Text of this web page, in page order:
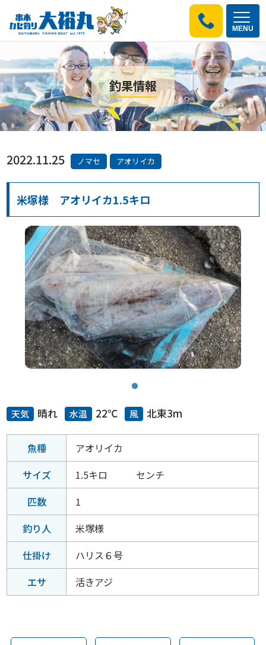
MENU
釣果情報
2022.11.25 ノマセ アオリイカ
米塚様 アオリイカ1.5キロ
天気 晴れ 水温 22℃ 風 北東3m
魚種
アオリイカ
サイズ
1.5キロ センチ
匹数
1
釣り人
米塚様
仕掛け
ハリス６号
エサ
活きアジ